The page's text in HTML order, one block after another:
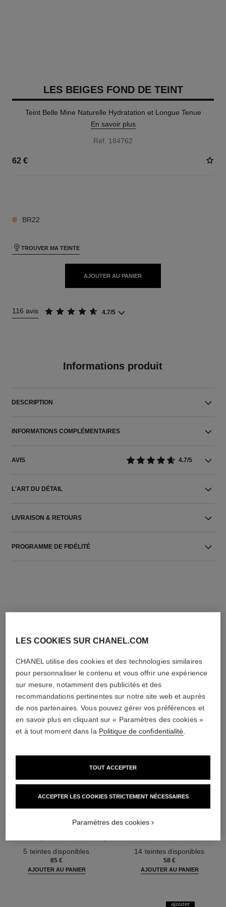
LES BEIGES FOND DE TEINT
Teint Belle Mine Naturelle Hydratation et Longue Tenue
En savoir plus
Réf. 184762
62 €
BR22
TROUVER MA TEINTE
AJOUTER AU PANIER
116 avis 4.7/5
Informations produit
DESCRIPTION
INFORMATIONS COMPLÉMENTAIRES
AVIS 4.7/5
L'ART DU DÉTAIL
LIVRAISON & RETOURS
PROGRAMME DE FIDÉLITÉ
L'ACCORD PARFAIT
les beiges poudre belle mine
Cou et Décolleté. Maxi Format
5 teintes disponibles
85 €
AJOUTER AU PANIER
les beiges poudre belle mine
14 teintes disponibles
58 €
AJOUTER AU PANIER
ajouter
LES COOKIES SUR CHANEL.COM
CHANEL utilise des cookies et des technologies similaires
pour personnaliser le contenu et vous offrir une expérience
sur mesure, notamment des publicités et des
recommandations pertinentes sur notre site web et auprès
de nos partenaires. Vous pouvez gérer vos préférences et
en savoir plus en cliquant sur « Paramètres des cookies »
et à tout moment dans la Politique de confidentialité
ACCEPTER LES COOKIES STRICTEMENT NÉCESSAIRES
TOUT ACCEPTER
Paramètres des cookies